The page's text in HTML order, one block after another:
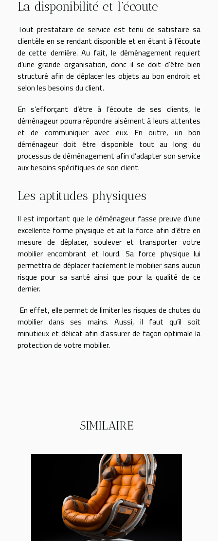
La disponibilité et l’écoute
Tout prestataire de service est tenu de satisfaire sa
clientèle en se rendant disponible et en étant à l’écoute
de cette dernière. Au fait, le déménagement requiert
d’une grande organisation, donc il se doit d’être bien
structuré afin de déplacer les objets au bon endroit et
selon les besoins du client.
En s’efforçant d’être à l’écoute de ses clients, le
déménageur pourra répondre aisément à leurs attentes
et de communiquer avec eux. En outre, un bon
déménageur doit être disponible tout au long du
processus de déménagement afin d’adapter son service
aux besoins spécifiques de son client.
Les aptitudes physiques
Il est important que le déménageur fasse preuve d’une
excellente forme physique et ait la force afin d’être en
mesure de déplacer, soulever et transporter votre
mobilier encombrant et lourd. Sa force physique lui
permettra de déplacer facilement le mobilier sans aucun
risque pour sa santé ainsi que pour la qualité de ce
dernier.
En effet, elle permet de limiter les risques de chutes du
mobilier dans ses mains. Aussi, il faut qu’il soit
minutieux et délicat afin d’assurer de façon optimale la
protection de votre mobilier.
SIMILAIRE